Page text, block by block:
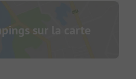
sur la carte